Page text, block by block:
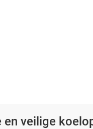
en veilige